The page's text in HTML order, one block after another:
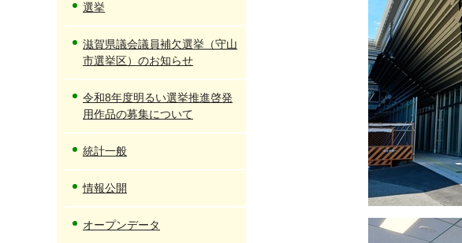
選挙
滋賀県議会議員補欠選挙（守山
市選挙区）のお知らせ
令和8年度明るい選挙推進啓発
用作品の募集について
統計一般
情報公開
オープンデータ